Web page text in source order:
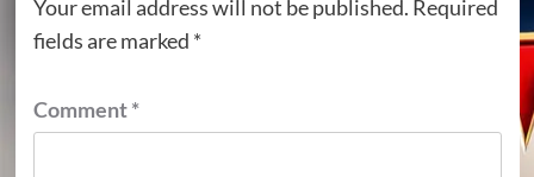
Your email address will not be published. Required
fields are marked *
Comment*